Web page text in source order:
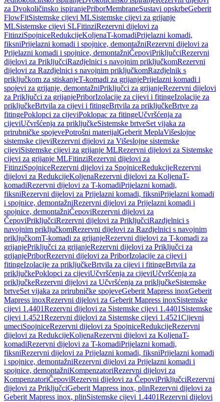
za Dvokoličinsko ispiranjePriborMembraneSustavi opskrbeGeberit
FlowFitSistemske cijevi MLSistemske cijevi za grijanje
MLSistemske cijevi SLFitinziRezervni dijelovi za
FitinziSpojniceRedukcijeKoljenaT-komadiPrijelazni komadi,
fiksniPrijelazni komadi i spojnice, demontažniRezervni dijelovi za
Prijelazni komadi i spojnice, demontažniČepoviPriključciRezervni
dijelovi za PriključciRazdjelnici s navojnim priključkomRezervni
dijelovi za Razdjelnici s navojnim priključkomRazdjelnik s
priključkom za stiskanjeT-komadi za grijanjePrijelazni komadi i
spojevi za grijanje, demontažniPriključci za grijanjeRezervni dijelovi
za Priključci za grijanjePriborIzolacije za cijevi i fitingeIzolacije za
priključkeBrtvila za cijevi i fitingeBrtvila za priključkeBrtve za
fitingePoklopci za cijeviPoklopac za fitingeUčvršćenja za
cijeviUčvršćenja za priključkeSistemske brtveSet vijaka za
prirubničke spojevePotrošni materijalGeberit MeplaVišeslojne
sistemske cijeviRezervni dijelovi za Višeslojne sistemske
cijeviSistemske cijevi za grijanje MLRezervni dijelovi za Sistemske
cijevi za grijanje MLFitinziRezervni dijelovi za
FitinziSpojniceRezervni dijelovi za SpojniceRedukcijeRezervni
dijelovi za RedukcijeKoljenaRezervni dijelovi za KoljenaT-
komadiRezervni dijelovi za T-komadiPrijelazni komadi,
fiksniRezervni dijelovi za Prijelazni komadi, fiksniPrijelazni komadi
i spojnice, demontažniRezervni dijelovi za Prijelazni komadi i
spojnice, demontažniČepoviRezervni dijelovi za
ČepoviPriključciRezervni dijelovi za PriključciRazdjelnici s
navojnim priključkomRezervni dijelovi za Razdjelnici s navojnim
priključkomT-komadi za grijanjeRezervni dijelovi za T-komadi za
grijanjePriključci za grijanjeRezervni dijelovi za Priključci za
grijanjePriborRezervni dijelovi za PriborIzolacije za cijevi i
fitingeIzolacije za priključkeBrtvila za cijevi i fitingeBrtvila za
priključkePoklopci za cijeviUčvršćenja za cijeviUčvršćenja za
priključkeRezervni dijelovi za Učvršćenja za priključkeSistemske
brtveSet vijaka za prirubničke spojeveGeberit Mapress inoxGeberit
Mapress inoxRezervni dijelovi za Geberit Mapress inoxSistemske
cijevi 1.4401Rezervni dijelovi za Sistemske cijevi 1.4401 Sistemske
cijevi 1.4521Rezervni dijelovi za Sistemske cijevi 1.4521Cijevni
umeciSpojniceRezervni dijelovi za SpojniceRedukcijeRezervni
dijelovi za RedukcijeKoljenaRezervni dijelovi za KoljenaT-
komadiRezervni dijelovi za T-komadiPrijelazni komadi,
fiksniRezervni dijelovi za Prijelazni komadi, fiksniPrijelazni komadi
i spojnice, demontažniRezervni dijelovi za Prijelazni komadi i
spojnice, demontažniKompenzatoriRezervni dijelovi za
KompenzatoriČepoviRezervni dijelovi za ČepoviPriključciRezervni
dijelovi za PriključciGeberit Mapress inox, plinRezervni dijelovi za
Geberit Mapress inox, plinSistemske cijevi 1.4401Rezervni dijelovi